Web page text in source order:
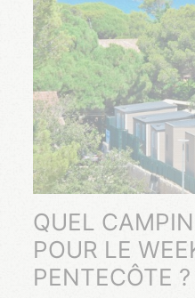
QUEL
POUR LE
PENTECÔTE ?